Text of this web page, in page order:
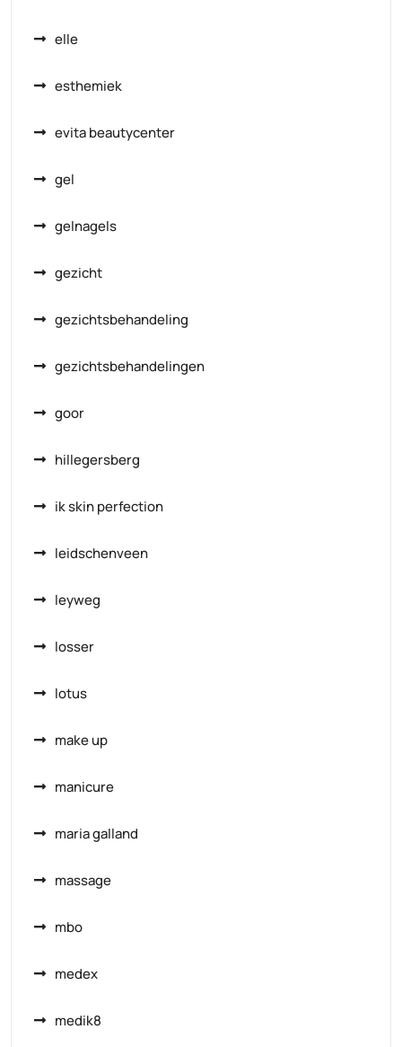
elle
esthemiek
evita beautycenter
gel
gelnagels
gezicht
gezichtsbehandeling
gezichtsbehandelingen
goor
hillegersberg
ik skin perfection
leidschenveen
leyweg
losser
lotus
make up
manicure
maria galland
massage
mbo
medex
medik8